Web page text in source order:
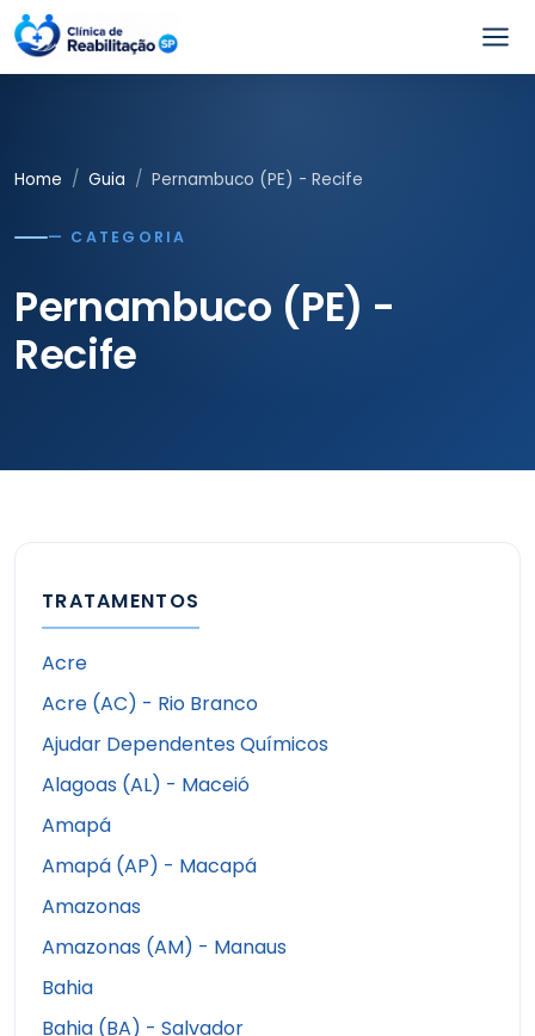
Home Guia Pernambuco (PE) - Recife
— CATEGORIA
Pernambuco (PE) -
Recife
TRATAMENTOS
Acre
Acre (AC) - Rio Branco
Ajudar Dependentes Químicos
Alagoas (AL) - Maceió
Amapá
Amapá (AP) - Macapá
Amazonas
Amazonas (AM) - Manaus
Bahia
Bahia (BA) - Salvador